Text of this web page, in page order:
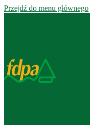
Przejdź do menu głównego